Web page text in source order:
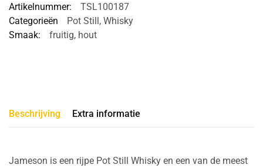
Artikelnummer:
TSL100187
Categorieën
Pot Still, Whisky
Smaak:
fruitig, hout
Beschrijving Extra informatie
Jameson is een rijpe Pot Still Whisky en een van de meest